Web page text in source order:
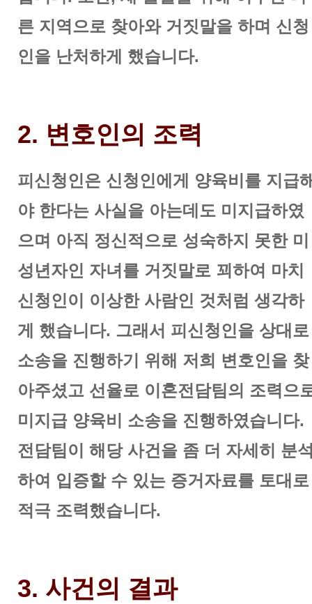
른 지역으로 찾아와 거짓말을 하며 신청
인을 난처하게 했습니다.
2. 변호인의 조력
피신청인은 신청인에게 양육비를 지급
야 한다는 사실을 아는데도 미지급하였
으며 아직 정신적으로 성숙하지 못한 미
성년자인 자녀를 거짓말로 꾀하여 마치
신청인이 이상한 사람인 것처럼 생각하
게 했습니다. 그래서 피신청인을 상대로
소송을 진행하기 위해 저희 변호인을 찾
아주셨고 선율로 이혼전담팀의 조력으
미지급 양육비 소송을 진행하였습니다.
전담팀이 해당 사건을 좀 더 자세히 분
하여 입증할 수 있는 증거자료를 토대로
적극 조력했습니다.
3. 사건의 결과